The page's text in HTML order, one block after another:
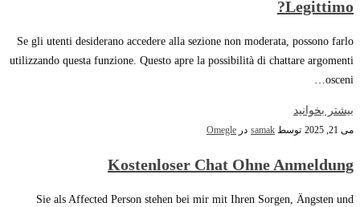
Legittimo?
Se gli utenti desiderano accedere alla sezione non moderata, possono farlo
utilizzando questa funzione. Questo apre la possibilità di chattare argomenti
osceni…
بیشتر بخوانید
می 21, 2025 توسط samak در Omegle
Kostenloser Chat Ohne Anmeldung
Sie als Affected Person stehen bei mir mit Ihren Sorgen, Ängsten und